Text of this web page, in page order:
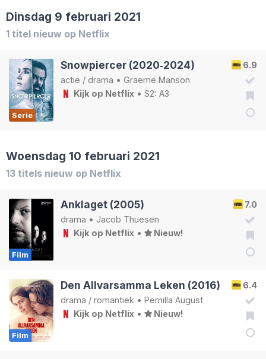
Dinsdag 9 februari 2021
1 titel nieuw op Netflix
Serie
6.9
Snowpiercer (2020‑2024)
actie / drama • Graeme Manson
Kijk op Netflix • S2: A3
Woensdag 10 februari 2021
13 titels nieuw op Netflix
Film
7.0
Anklaget (2005)
drama • Jacob Thuesen
Kijk op Netflix • Nieuw!
Film
6.4
Den Allvarsamma Leken (2016)
drama / romantiek • Pernilla August
Kijk op Netflix • Nieuw!